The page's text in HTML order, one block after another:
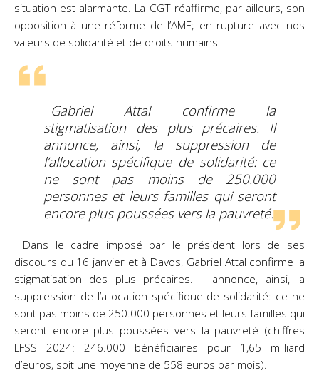
situation est alarmante. La CGT réaffirme, par ailleurs, son
opposition à une réforme de l’AME; en rupture avec nos
valeurs de solidarité et de droits humains.
Gabriel Attal confirme la
stigmatisation des plus précaires. Il
annonce, ainsi, la suppression de
l’allocation spécifique de solidarité: ce
ne sont pas moins de 250.000
personnes et leurs familles qui seront
encore plus poussées vers la pauvreté.
Dans le cadre imposé par le président lors de ses
discours du 16 janvier et à Davos, Gabriel Attal confirme la
stigmatisation des plus précaires. Il annonce, ainsi, la
suppression de l’allocation spécifique de solidarité: ce ne
sont pas moins de 250.000 personnes et leurs familles qui
seront encore plus poussées vers la pauvreté (chiffres
LFSS 2024: 246.000 bénéficiaires pour 1,65 milliard
d’euros, soit une moyenne de 558 euros par mois).